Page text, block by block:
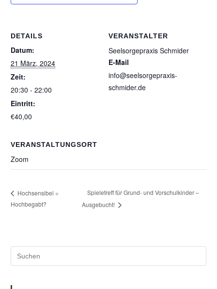
DETAILS
Datum:
21 März, 2024
Zeit:
20:30 - 22:00
Eintritt:
€40,00
VERANSTALTER
Seelsorgepraxis Schmider
E-Mail
info@seelsorgepraxis-
schmider.de
VERANSTALTUNGSORT
Zoom
Hochsensibel =
Hochbegabt?
Spieletreff für Grund- und Vorschulkinder –
Ausgebucht!